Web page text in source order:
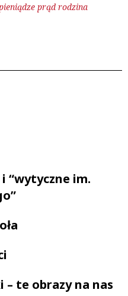
prąd rodzina
“wytyczne im.
te obrazy na nas